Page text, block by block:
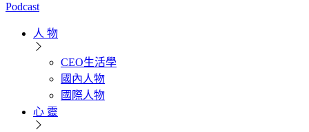
Podcast
人 物
CEO生活學
國內人物
國際人物
心 靈